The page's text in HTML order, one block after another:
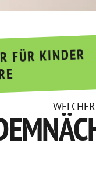
SICHER FÜR
& TIERE